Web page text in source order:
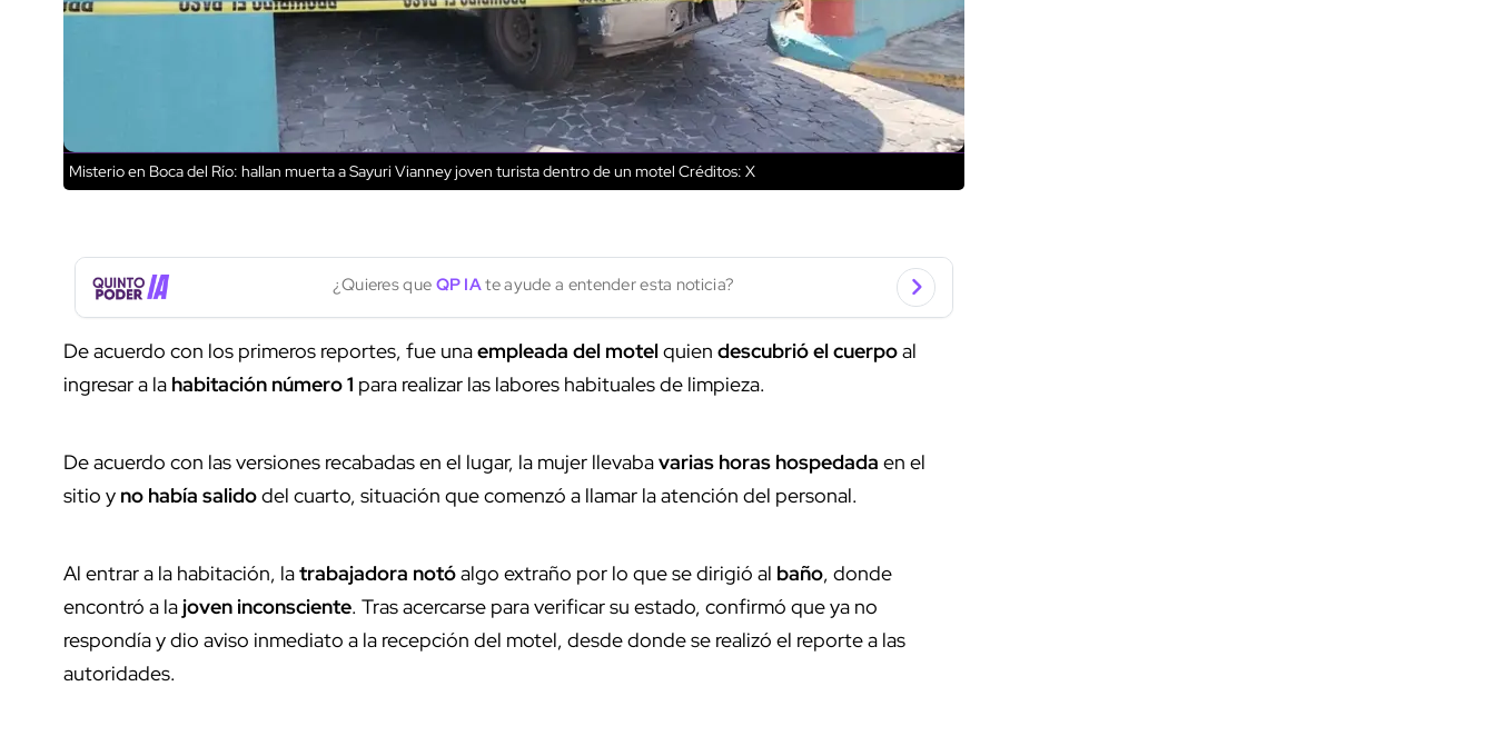
Misterio en Boca del Río: hallan muerta a Sayuri Vianney joven turista dentro de un motel Créditos: X
¿Quieres que QP IAte ayude a entender esta noticia?
De acuerdo con los primeros reportes, fue unaempleada del motelquien descubrió el cuerpoal
ingresar a la habitación número 1 para realizar las labores habituales de limpieza.
De acuerdo con las versiones recabadas en el lugar, la mujer llevabavarias horas hospedada en el
sitio y no había salidodel cuarto, situación que comenzó a llamar la atención del personal.
Al entrar a la habitación, latrabajadora notóalgo extraño por lo que se dirigió al baño, donde
encontró a lajoven inconsciente. Tras acercarse para verificar su estado, confirmó que ya no
respondía y dio aviso inmediato a la recepción del motel, desde donde se realizó el reporte a las
autoridades.